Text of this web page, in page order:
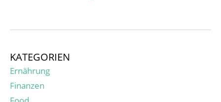
KATEGORIEN
Ernährung
Finanzen